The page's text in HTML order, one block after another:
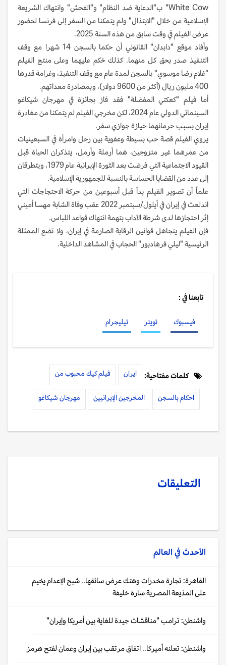
White Cow" ب"الدعاية ضد النظام" و"الفحش" وانتهاك الشريعة
الإسلامية من خلال "الابتذال" ولم يتمكنا من السفر إلى فرنسا لحضور
عرض الفيلم في وقت سابق من هذه السنة 2025.
وأفاد موقع "دابدان" القانوني أن حكما بالسجن 14 شهرا مع وقف
التنفيذ صدر بحق كل منهما. كذلك حُكم عليهما وعلى منتج الفيلم
"غلام رضا موسوي" بالسجن لمدة عام مع وقف التنفيذ، وغرامة قدرها
400 مليون ريال (أكثر من 9600 دولار)، وبمصادرة معداتهم.
أما فيلم "كعكتي المفضلة" فقد فاز بجائزة في مهرجان شيكاغو
السينمائي الدولي عام 2024، لكن مخرجي الفيلم لم يتمكنا من مغادرة
إيران بسبب حرمانهما حيازة جوازي سفر.
يروي الفيلم قصة حب بسيطة وعفوية بين رجل وامرأة في السبعينيات
من عمرهما غير متزوجين، هما أرملة وأرمل، يتذكران الحياة قبل
القيود الاجتماعية التي فرضت بعد الثورة الإيرانية عام 1979، ويتطرقان
إلى عدد من القضايا الحساسة بالنسبة للجمهورية الإسلامية.
علماً أن تصوير الفيلم بدأ قبل أسبوعين من حركة الاحتجاجات التي
اندلعت في إيران في أيلول/سبتمبر 2022 عقب وفاة الشابة مهسا أميني
إثر احتجازها لدى شرطة الآداب بتهمة انتهاك قواعد اللباس.
فإن الفيلم يتجاهل قوانين الرقابة الصارمة في إيران، ولا تضع الممثلة
الرئيسية "ليلي فرهادبور" الحجاب في المشاهد الداخلية.
تابعنا في :
فيسبوك تويتر تيليجرام
كلمات مفتاحية: ايران فيلم كيك محبوب من
احكام بالسجن المخرجين الإيرانيين مهرجان شيكاغو
التعليقات
الأحدث في العالم
القاهرة: تجارة مخدرات وهتك عرض سائقها.. شبح الإعدام يخيم
على المذيعة المصرية سارة خليفة
واشنطن: ترامب "مناقشات جيدة للغاية بين أمريكا وإيران"
واشنطن: تعلنه أميركا.. اتفاق مرتقب بين إيران وعمان لفتح هرمز